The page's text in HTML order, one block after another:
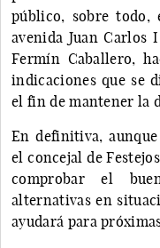
público, sobre
avenida Juan Carlos
Fermín Caballero,
indicaciones que se
el fin de mantener la
En definitiva,
el concejal de
comprobar el
alternativas en
ayudará para